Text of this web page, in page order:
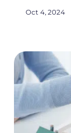
Oct 4, 2024